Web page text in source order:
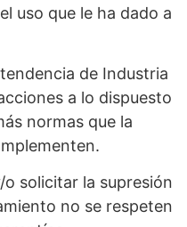
uso que le ha dado a
de Industria
a lo dispuesto
normas que la
solicitar la supresión
no se respeten